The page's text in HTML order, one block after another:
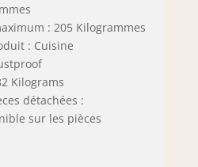
: 205 Kilogrammes
: Cuisine
Kilograms
détachées :
sur les pièces